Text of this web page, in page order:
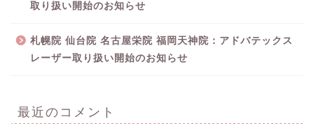
取り扱い開始のお知らせ
札幌院 仙台院 名古屋栄院 福岡天神院：アドバテックス
レーザー取り扱い開始のお知らせ
最近のコメント